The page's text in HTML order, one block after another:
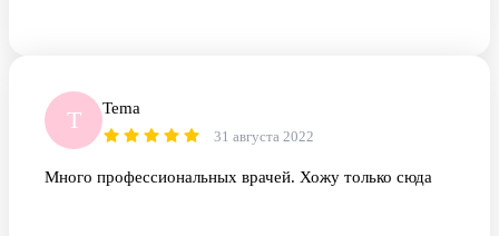
T Tema
31 августа 2022
Много профессиональных врачей. Хожу только сюда